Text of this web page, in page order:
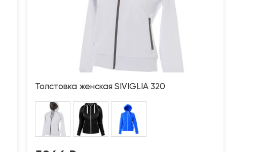
Толстовка женская SIVIGLIA 320